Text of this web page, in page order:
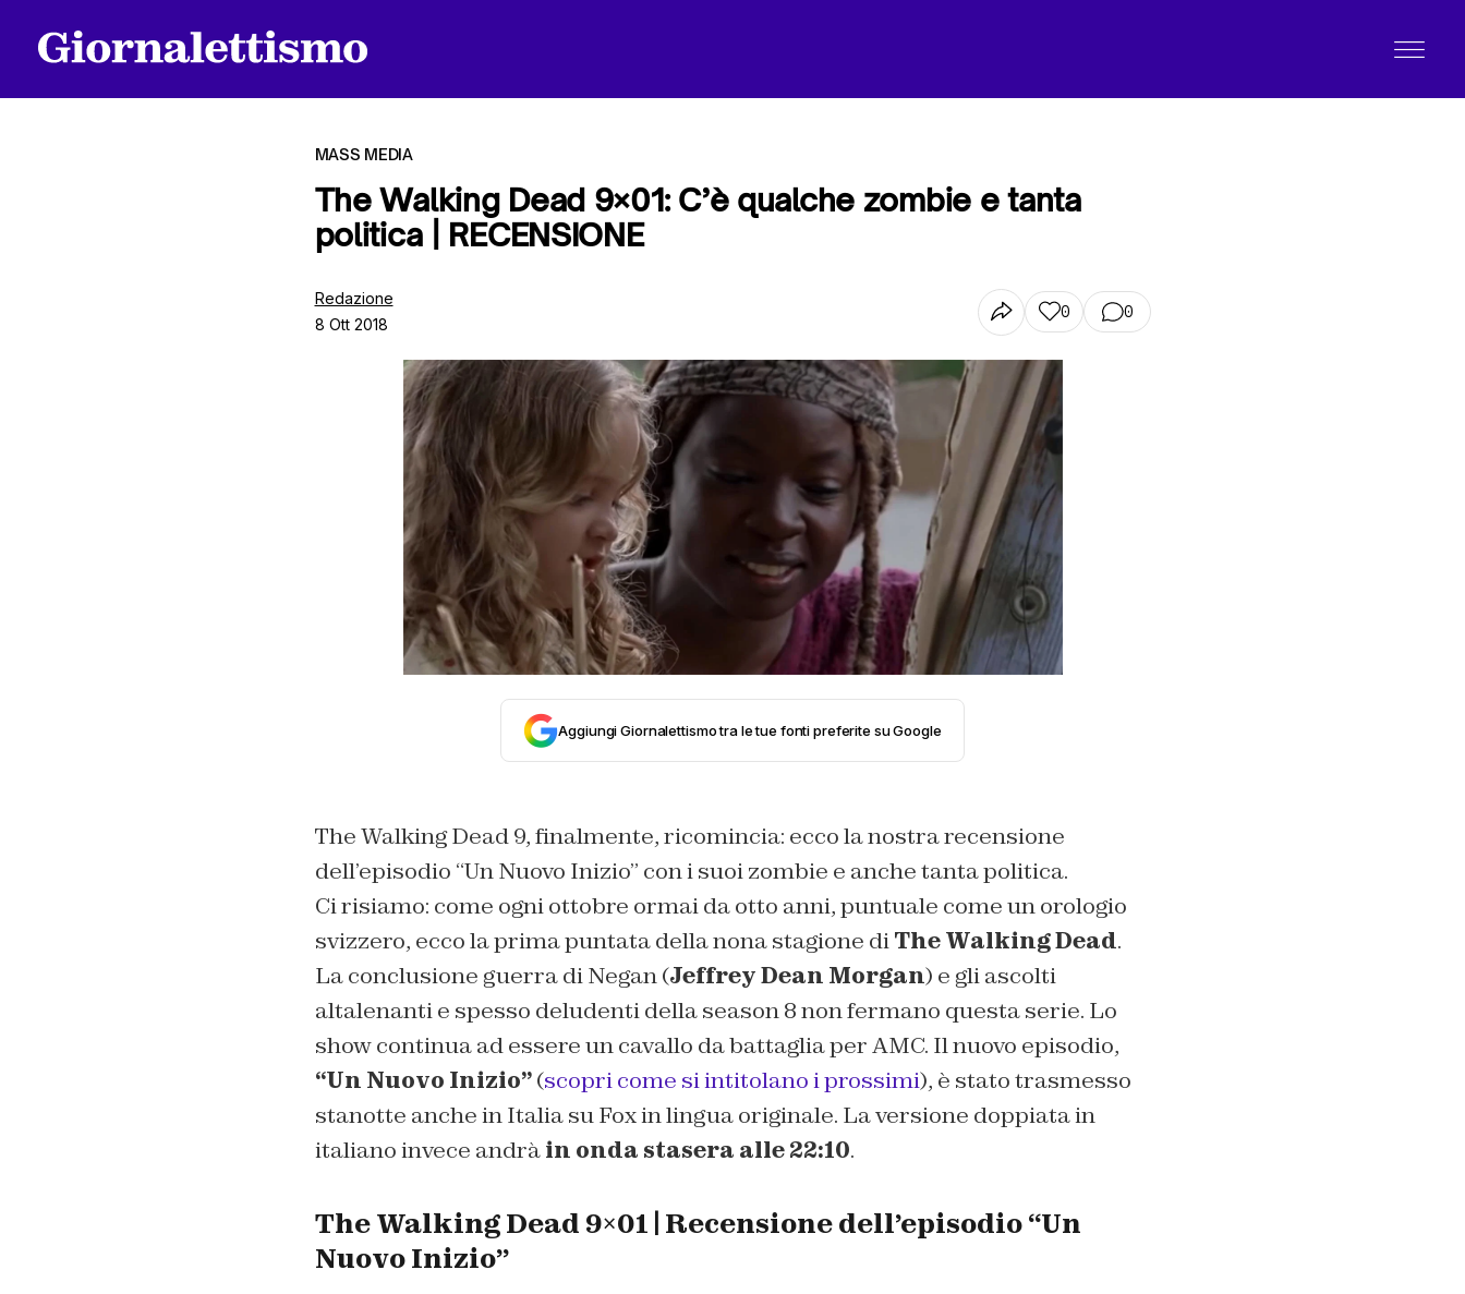
MASS MEDIA
The Walking Dead 9×01: C’è qualche zombie e tanta
politica | RECENSIONE
Redazione
8 Ott 2018
0 0
Aggiungi Giornalettismo tra le tue fonti preferite su Google
The Walking Dead 9, finalmente, ricomincia: ecco la nostra recensione
dell’episodio “Un Nuovo Inizio” con i suoi zombie e anche tanta politica.
Ci risiamo: come ogni ottobre ormai da otto anni, puntuale come un orologio
svizzero, ecco la prima puntata della nona stagione diThe Walking Dead.
La conclusione guerra di Negan (Jeffrey Dean Morgan) e gli ascolti
altalenanti e spesso deludenti della season 8 non fermano questa serie. Lo
show continua ad essere un cavallo da battaglia per AMC. Il nuovo episodio,
“Un Nuovo Inizio”(scopri come si intitolano i prossimi), è stato trasmesso
stanotte anche in Italia su Fox in lingua originale. La versione doppiata in
italiano invece andràin onda stasera alle 22:10.
The Walking Dead 9×01 | Recensione dell’episodio “Un
Nuovo Inizio”